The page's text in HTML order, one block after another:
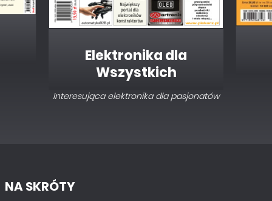
Elektronika dla
Wszystkich
Interesująca elektronika dla pasjonatów
NA SKRÓTY